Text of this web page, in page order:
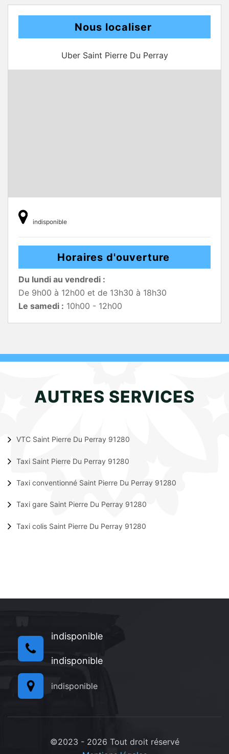
Nous localiser
Uber Saint Pierre Du Perray
indisponible
Horaires d'ouverture
Du lundi au vendredi :
De 9h00 à 12h00 et de 13h30 à 18h30
Le samedi : 10h00 - 12h00
AUTRES SERVICES
VTC Saint Pierre Du Perray 91280
Taxi Saint Pierre Du Perray 91280
Taxi conventionné Saint Pierre Du Perray 91280
Taxi gare Saint Pierre Du Perray 91280
Taxi colis Saint Pierre Du Perray 91280
indisponible
indisponible
indisponible
©2023 - 2026 Tout droit réservé